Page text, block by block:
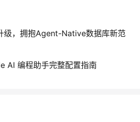
级，拥抱Agent-Native数据库新范
AI 编程助手完整配置指南